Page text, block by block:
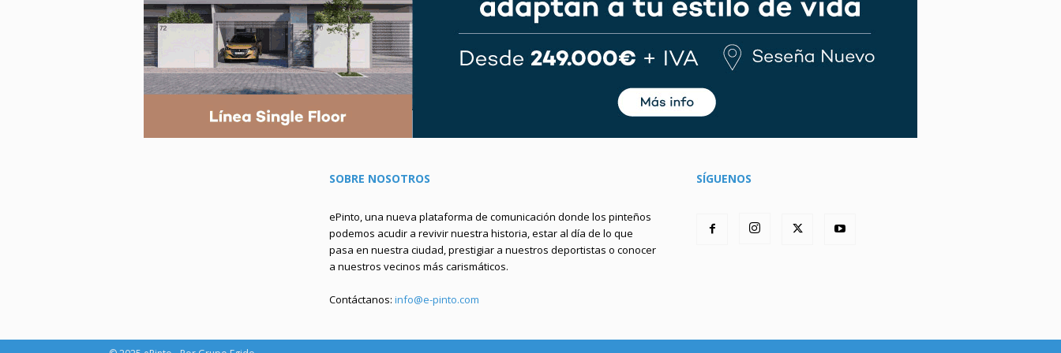
SOBRE NOSOTROS
ePinto, una nueva plataforma de comunicación donde los pinteños
podemos acudir a revivir nuestra historia, estar al día de lo que
pasa en nuestra ciudad, prestigiar a nuestros deportistas o conocer
a nuestros vecinos más carismáticos.
Contáctanos: info@e-pinto.com
SÍGUENOS